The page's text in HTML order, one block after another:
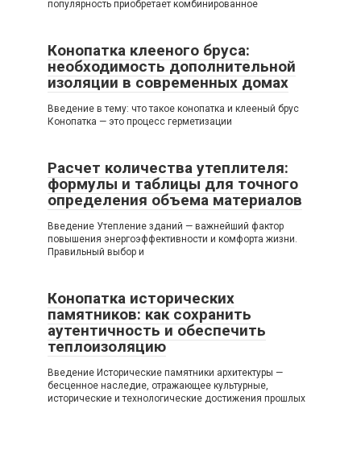
популярность приобретает комбинированное
Конопатка клееного бруса:
необходимость дополнительной
изоляции в современных домах
Введение в тему: что такое конопатка и клееный брус
Конопатка — это процесс герметизации
Расчет количества утеплителя:
формулы и таблицы для точного
определения объема материалов
Введение Утепление зданий — важнейший фактор
повышения энергоэффективности и комфорта жизни.
Правильный выбор и
Конопатка исторических
памятников: как сохранить
аутентичность и обеспечить
теплоизоляцию
Введение Исторические памятники архитектуры —
бесценное наследие, отражающее культурные,
исторические и технологические достижения прошлых